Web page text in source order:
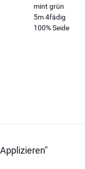
mint grün
5m 4fädig
100% Seide